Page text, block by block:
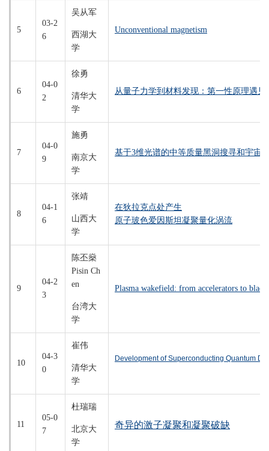
5
03-2
6
吴从军
西湖大
学
Unconventional magnetism
6
04-0
2
徐勇
清华大
学
从量子力学到材料发现：第一性原理遇见
7
04-0
9
施勇
南京大
学
基于3维光谱的中等质量黑洞搜寻和宇宙
8
04-1
6
张靖
山西大
学
在狄拉克点处产生
原子玻色爱因斯坦凝聚量化涡流
9
04-2
3
陈丕燊
Pisin Ch
en
台湾大
学
Plasma wakefield: from accelerators to black
10
04-3
0
崔伟
清华大
学
Development of Superconducting Quantum
11
05-0
7
杜瑞瑞
北京大
学
奇异的激子凝聚和凝聚破缺